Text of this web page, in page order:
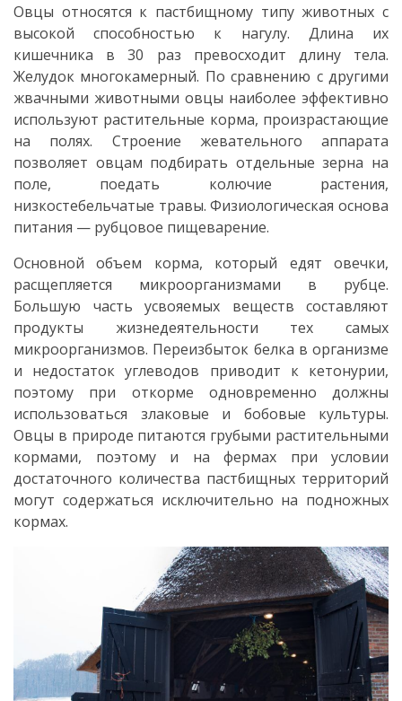
Овцы относятся к пастбищному типу животных с
высокой способностью к нагулу. Длина их
кишечника в 30 раз превосходит длину тела.
Желудок многокамерный. По сравнению с другими
жвачными животными овцы наиболее эффективно
используют растительные корма, произрастающие
на полях. Строение жевательного аппарата
позволяет овцам подбирать отдельные зерна на
поле, поедать колючие растения,
низкостебельчатые травы. Физиологическая основа
питания — рубцовое пищеварение.
Основной объем корма, который едят овечки,
расщепляется микроорганизмами в рубце.
Большую часть усвояемых веществ составляют
продукты жизнедеятельности тех самых
микроорганизмов. Переизбыток белка в организме
и недостаток углеводов приводит к кетонурии,
поэтому при откорме одновременно должны
использоваться злаковые и бобовые культуры.
Овцы в природе питаются грубыми растительными
кормами, поэтому и на фермах при условии
достаточного количества пастбищных территорий
могут содержаться исключительно на подножных
кормах.